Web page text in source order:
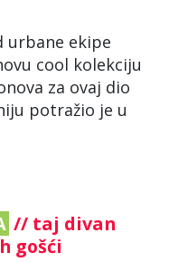
urbane ekipe
cool kolekciju
za ovaj dio
potražio je u
// taj divan
gošći